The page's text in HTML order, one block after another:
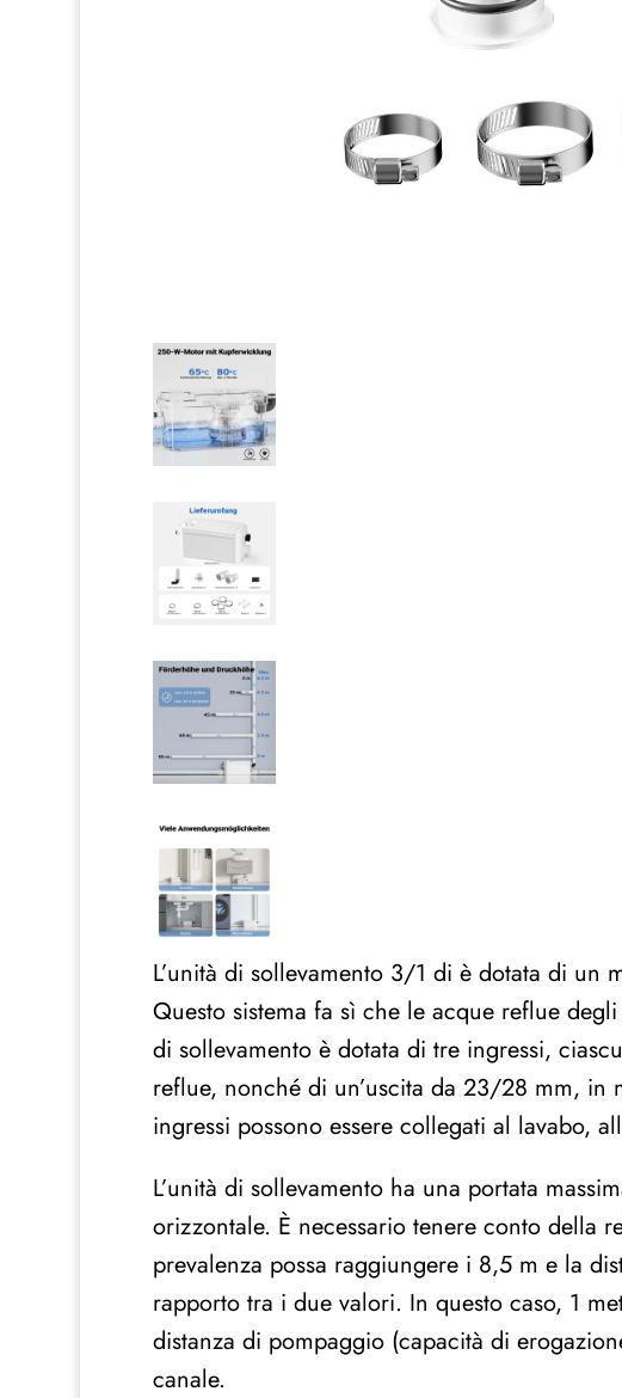
L’unità di sollevamento 3/1 di è dotata di
Questo sistema fa sì che le acque reflue
di sollevamento è dotata di tre ingressi,
reflue, nonché di un’uscita da 23/28 mm, in
ingressi possono essere collegati al lavabo,
L’unità di sollevamento ha una portata
orizzontale. È necessario tenere conto della
prevalenza possa raggiungere i 8,5 m e la
rapporto tra i due valori. In questo caso, 1
distanza di pompaggio (capacità di
canale.